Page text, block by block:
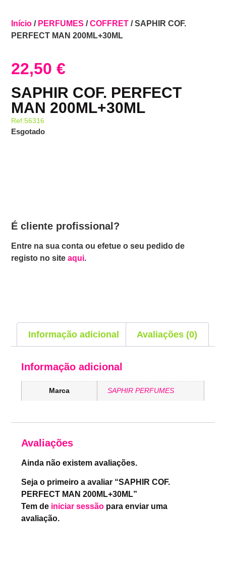
Início / PERFUMES /COFFRET / SAPHIR COF.
PERFECT MAN 200ML+30ML
22,50€
SAPHIR COF. PERFECT
MAN 200ML+30ML
Ref:56316
Esgotado
É cliente profissional?
Entre na sua conta ou efetue o seu pedido de
registo no siteaqui.
Informação adicional Avaliações (0)
Informação adicional
Marca SAPHIR PERFUMES
Avaliações
Ainda não existem avaliações.
Seja o primeiro a avaliar “SAPHIR COF.
PERFECT MAN 200ML+30ML”
Tem de iniciar sessão para enviar uma
avaliação.